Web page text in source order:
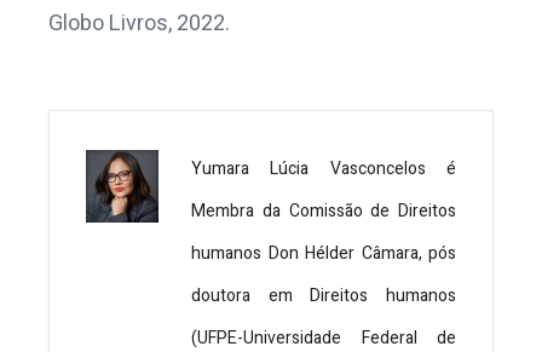
Globo Livros, 2022.
Yumara Lúcia Vasconcelos é
Membra da Comissão de Direitos
humanos Don Hélder Câmara, pós
doutora em Direitos humanos
(UFPE-Universidade Federal de